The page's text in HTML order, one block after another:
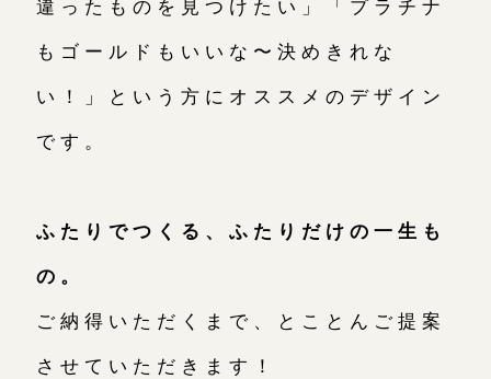
違ったものを見つけたい」「プラチナ
もゴールドもいいな〜決めきれな
い！」という方にオススメのデザイン
です。
ふたりでつくる、ふたりだけの一生も
の。
ご納得いただくまで、とことんご提案
させていただきます！